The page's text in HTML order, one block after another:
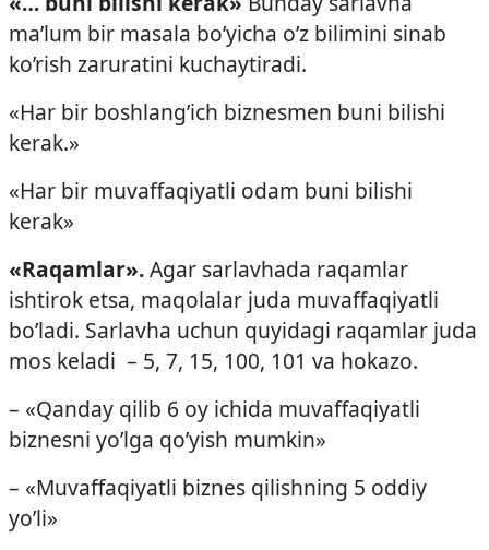
ma’lum bir masala bo’yicha o’z bilimini sinab
ko’rish zaruratini kuchaytiradi.
«Har bir boshlang’ich biznesmen buni bilishi
kerak.»
«Har bir muvaffaqiyatli odam buni bilishi
kerak»
«Raqamlar».Agar sarlavhada raqamlar
ishtirok etsa, maqolalar juda muvaffaqiyatli
bo’ladi. Sarlavha uchun quyidagi raqamlar juda
mos keladi – 5, 7, 15, 100, 101 va hokazo.
– «Qanday qilib 6 oy ichida muvaffaqiyatli
biznesni yo’lga qo’yish mumkin»
– «Muvaffaqiyatli biznes qilishning 5 oddiy
yo’li»